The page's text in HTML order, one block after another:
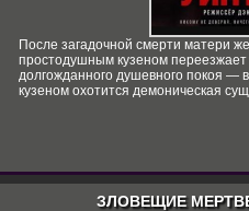
После загадочной смерти матери
простодушным кузеном переезжает
долгожданного душевного покоя —
кузеном охотится демоническая
ЗЛОВЕЩИЕ